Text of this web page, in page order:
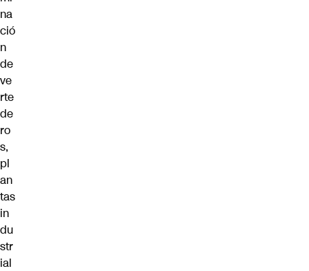
na
ció
n
de
ve
rte
de
ro
s,
pl
an
tas
in
du
str
ial